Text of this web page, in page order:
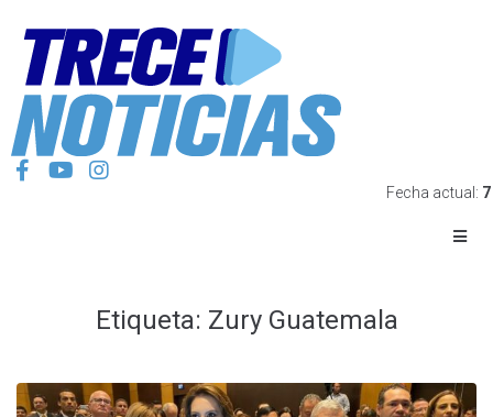
Fecha actual:
Etiqueta: Zury Guatemala